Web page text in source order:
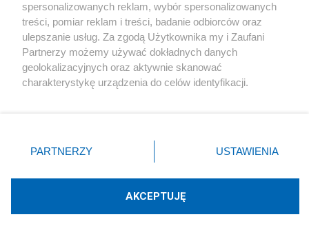
X Facebook Instagram Youtube
Technologię dostarcza:W3media.pl
spersonalizowanych reklam, wybór spersonalizowanych
treści, pomiar reklam i treści, badanie odbiorców oraz
ulepszanie usług. Za zgodą Użytkownika my i Zaufani
Partnerzy możemy używać dokładnych danych
geolokalizacyjnych oraz aktywnie skanować
charakterystykę urządzenia do celów identyfikacji.
zmienić/wycofać klikając przycisk ustawień prywatności
znajdujący się w lewym dolnym rogu strony
rodzaje przetwarzania danych nie wymagają zgody
użytkownika, ale masz prawo sprzeciwić się takiemu
PARTNERZY USTAWIENIA
AKCEPTUJĘ